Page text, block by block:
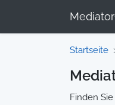
Startseite
Finden